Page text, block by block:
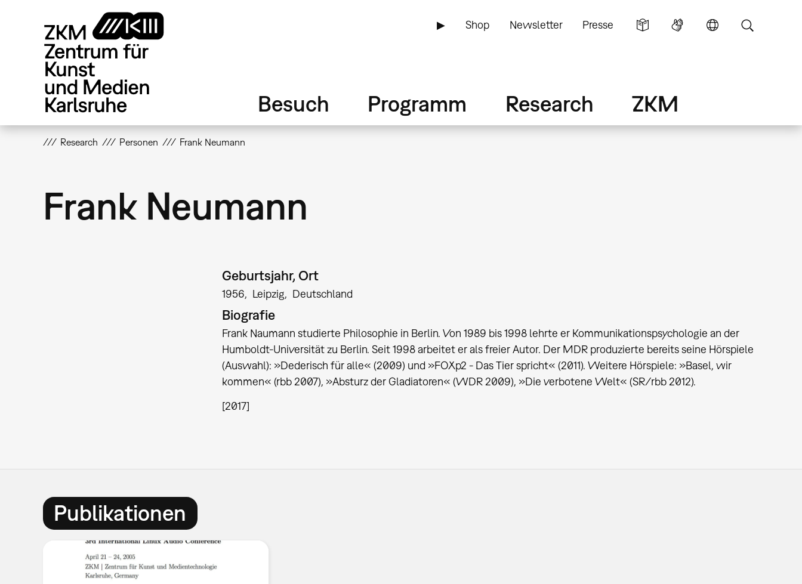
▶ Shop Newsletter Presse
Besuch Programm Research ZKM
Research Personen Frank Neumann
Frank Neumann
Geburtsjahr, Ort
1956 Leipzig Deutschland
Biografie
Frank Naumann studierte Philosophie in Berlin. Von 1989 bis 1998 lehrte er Kommunikationspsychologie an der
Humboldt-Universität zu Berlin. Seit 1998 arbeitet er als freier Autor. Der MDR produzierte bereits seine Hörspiele
(Auswahl): »Dederisch für alle« (2009) und »FOXp2 - Das Tier spricht« (2011). Weitere Hörspiele: »Basel, wir
kommen« (rbb 2007), »Absturz der Gladiatoren« (WDR 2009), »Die verbotene Welt« (SR/rbb 2012).
[2017]
Publikationen